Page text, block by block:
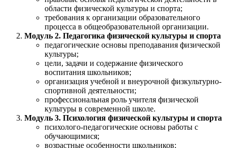
области физической культуры и спорта;
требования к организации образовательного
процесса в общеобразовательной организации.
Модуль 2. Педагогика физической культуры и спорта
педагогические основы преподавания физической
культуры;
цели, задачи и содержание физического
воспитания школьников;
организация учебной и внеурочной физкультурно-
спортивной деятельности;
профессиональная роль учителя физической
культуры в современной школе.
Модуль 3. Психология физической культуры и спорта
психолого-педагогические основы работы с
обучающимися;
возрастные особенности школьников;